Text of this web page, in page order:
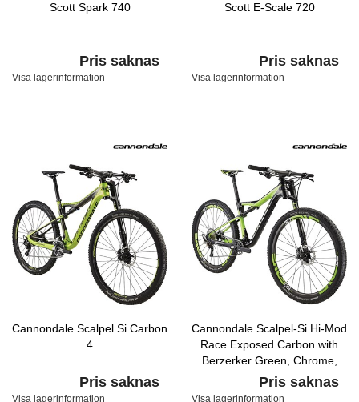
Scott Spark 740
Pris saknas
Visa lagerinformation
Scott E-Scale 720
Pris saknas
Visa lagerinformation
Cannondale Scalpel Si Carbon
4
Pris saknas
Visa lagerinformation
Cannondale Scalpel-Si Hi-Mod
Race Exposed Carbon with
Berzerker Green, Chrome,
Matte Nearly Black, Gloss
Pris saknas
Visa lagerinformation